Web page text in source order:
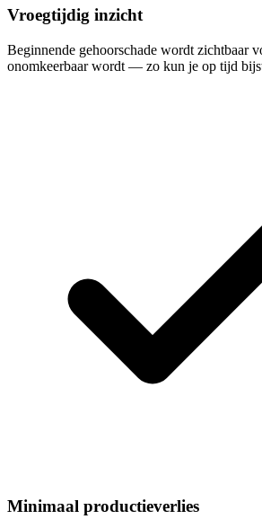
Vroegtijdig inzicht
Beginnende gehoorschade wordt zichtbaar
onomkeerbaar wordt — zo kun je op tijd
Minimaal productieverlies